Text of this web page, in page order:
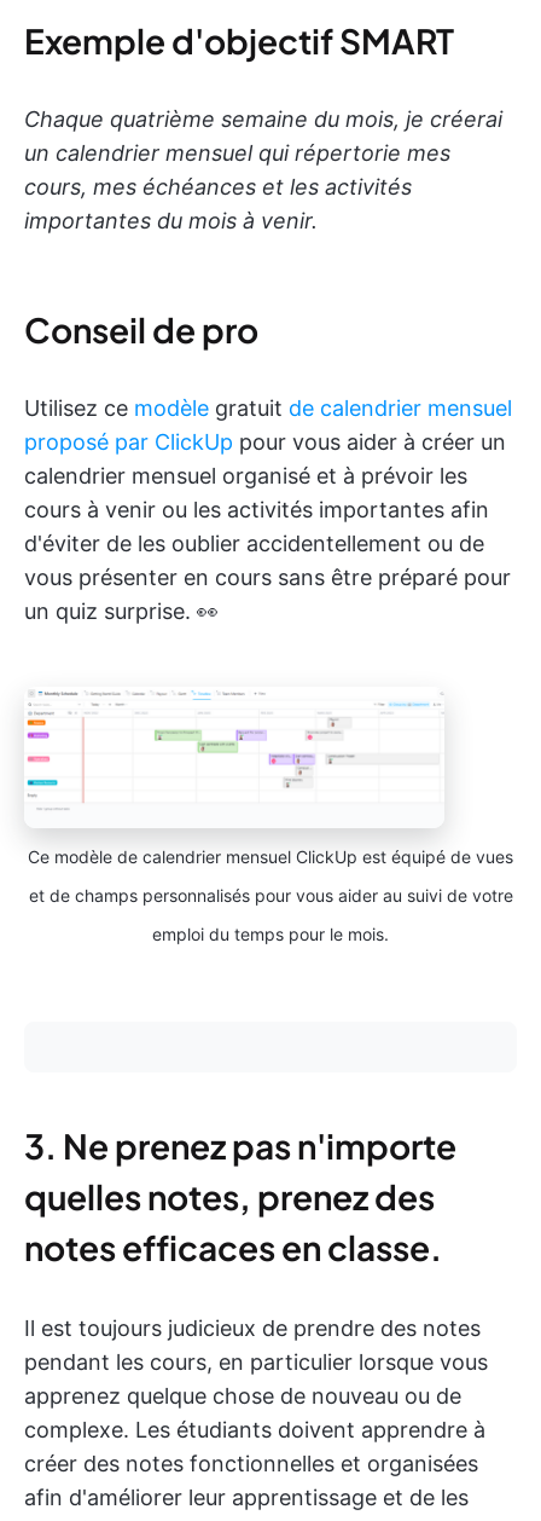
Exemple d'objectif SMART
Chaque quatrième semaine du mois, je créerai
un calendrier mensuel qui répertorie mes
cours, mes échéances et les activités
importantes du mois à venir.
Conseil de pro
Utilisez ce modèle gratuit de calendrier mensuel
proposé par ClickUp pour vous aider à créer un
calendrier mensuel organisé et à prévoir les
cours à venir ou les activités importantes afin
d'éviter de les oublier accidentellement ou de
vous présenter en cours sans être préparé pour
un quiz surprise. 👀
Ce modèle de calendrier mensuel ClickUp est équipé de vues
et de champs personnalisés pour vous aider au suivi de votre
emploi du temps pour le mois.
3. Ne prenez pas n'importe
quelles notes, prenez des
notes efficaces en classe.
Il est toujours judicieux de prendre des notes
pendant les cours, en particulier lorsque vous
apprenez quelque chose de nouveau ou de
complexe. Les étudiants doivent apprendre à
créer des notes fonctionnelles et organisées
afin d'améliorer leur apprentissage et de les